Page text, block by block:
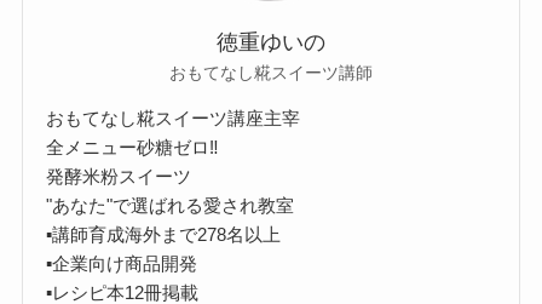
徳重ゆいの
おもてなし糀スイーツ講師
おもてなし糀スイーツ講座主宰
全メニュー砂糖ゼロ‼︎
発酵米粉スイーツ
"あなた"で選ばれる愛され教室
▪︎講師育成海外まで278名以上
▪︎企業向け商品開発
▪︎レシピ本12冊掲載